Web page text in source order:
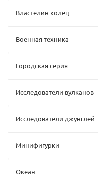
Властелин колец
Военная техника
Городская серия
Исследователи вулканов
Исследователи джунглей
Минифигурки
Океан